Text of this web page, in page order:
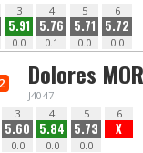
3
5.91
0.0
4
5.76
0.1
5
5.71
0.0
6
5.72
0.0
Dolores
J4047
3
5.60
0.0
4
5.84
0.0
5
5.73
0.0
6
X